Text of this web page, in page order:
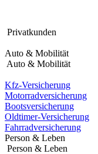
Bildschirmleser
Drücken
Sie
F10,
um
ein
Eingabehilfemenü
zu
öffnen.
Privatkunden
Auto & Mobilität
Auto & Mobilität
Kfz-Versicherung
Motorradversicherung
Bootsversicherung
Oldtimer-Versicherung
Fahrradversicherung
Person & Leben
Person & Leben